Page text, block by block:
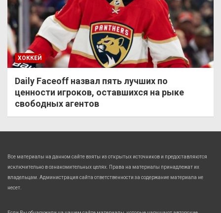
ХОККЕЙ
Daily Faceoff назвал пять лучших по
ценности игроков, оставшихся на рыке
свободных агентов
Все материалы на данном сайте взяты из открытых источников и предоставляются
исключительно в ознакомительных целях. Права на материалы принадлежат их
владельцам. Администрация сайта ответственности за содержание материала не
несет.